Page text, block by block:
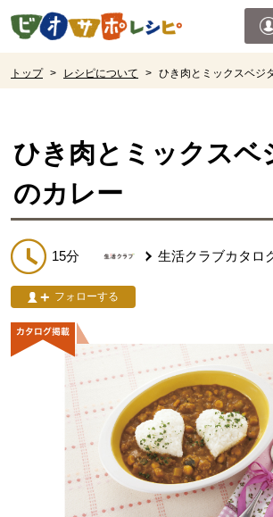
ページの先頭です。
トップ > レシピについて > ひき肉とミックスベジ
ひき肉とミックスベ
のカレー
15分 生活クラブカタロ
フォローする